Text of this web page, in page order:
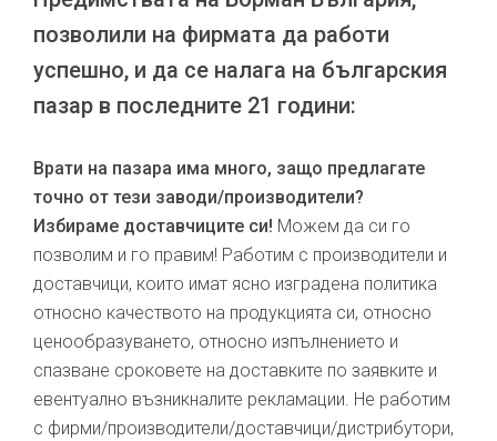
позволили на фирмата да работи
успешно, и да се налага на българския
пазар в последните 21 години:
Врати на пазара има много, защо предлагате
точно от тези заводи/производители?
Избираме доставчиците си! Можем да си го
позволим и го правим! Работим с производители и
доставчици, които имат ясно изградена политика
относно качеството на продукцията си, относно
ценообразуването, относно изпълнението и
спазване сроковете на доставките по заявките и
евентуално възникналите рекламации. Не работим
с фирми/производители/доставчици/дистрибутори,